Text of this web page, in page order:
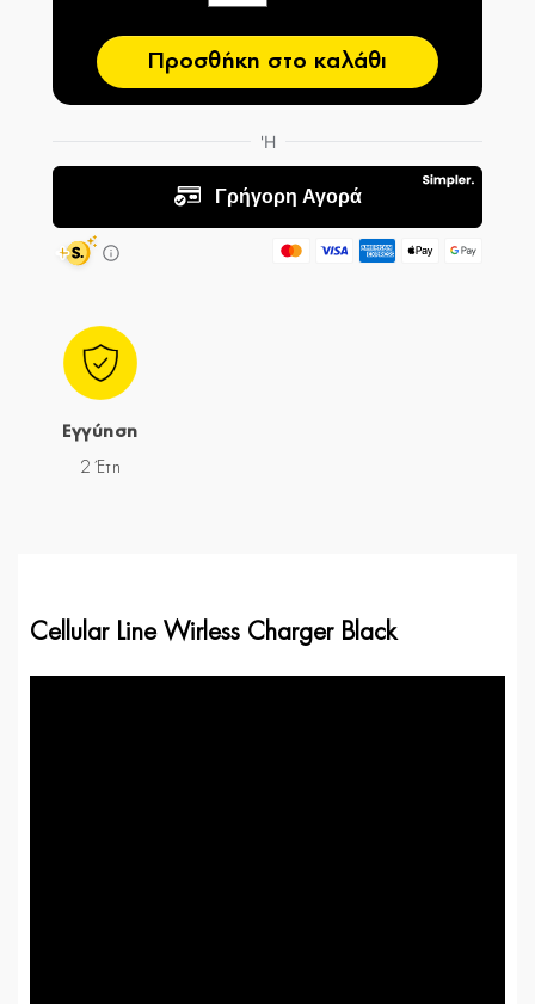
−
Προσθήκη στο καλάθι
Εγγύηση
2 Έτη
Cellular Line Wirless Charger Black